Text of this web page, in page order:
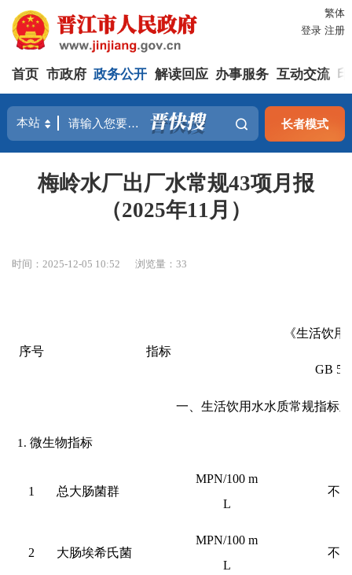
繁体
登录 注册
首页 市政府 政务公开 解读回应 办事服务 互动交流
长者模式
梅岭水厂出厂水常规43项月报
（2025年11月）
时间：2025-12-05 10:52 浏览量：33
序号 指标
《生活饮
GB
一、生活饮用水水质常规指标
1.微生物指标
1 总大肠菌群
MPN/100 m
L
不
2 大肠埃希氏菌
MPN/100 m
L
不